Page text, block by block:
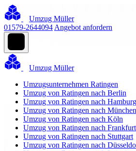
Umzug Müller
01579-2644094 Angebot anfordern
Umzug Müller
Umzugsunternehmen Ratingen
Umzug von Ratingen nach Berlin
Umzug von Ratingen nach Hamburg
Umzug von Ratingen nach München
Umzug von Ratingen nach Köln
Umzug von Ratingen nach
Umzug von Ratingen nach Stuttgart
Umzug von Ratingen nach